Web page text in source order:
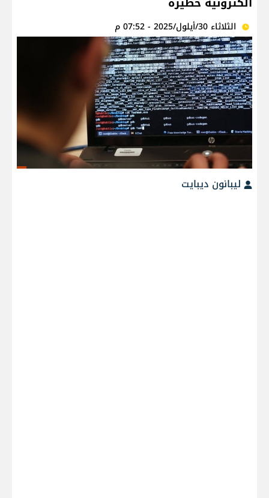
الثلاثاء 30/أيلول/2025 - 07:52 م
ليبانون ديبايت